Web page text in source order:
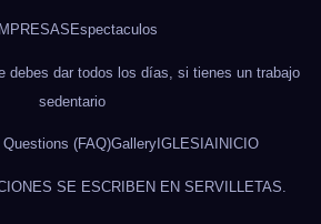
Espectaculos
debes dar todos los días, si tienes un trabajo
sedentario
(FAQ)GalleryIGLESIAINICIO
SE ESCRIBEN EN SERVILLETAS.